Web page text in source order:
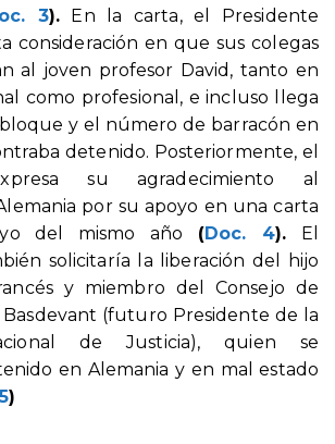
3).En la carta, el Presidente
consideración en que sus colegas
al joven profesor David, tanto en
como profesional, e incluso llega
y el número de barracón en
detenido. Posteriormente, el
su agradecimiento al
por su apoyo en una carta
del mismo año (Doc. 4). El
solicitaría la liberación del hijo
y miembro del Consejo de
Basdevant (futuro Presidente de la
de Justicia), quien se
en Alemania y en mal estado
)